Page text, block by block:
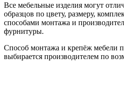
Все мебельные изделия могут
образцов по цвету, размеру,
способами монтажа и
фурнитуры.
Способ монтажа и крепёж мебели
выбирается производителем по